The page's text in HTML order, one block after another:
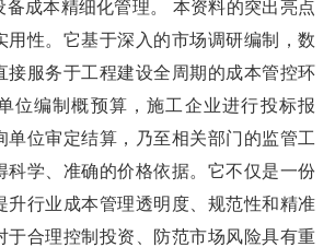
备成本精细化管理。 本资料的突出亮点
用性。它基于深入的市场调研编制，数
接服务于工程建设全周期的成本管控环
位编制概预算，施工企业进行投标报
单位审定结算，乃至相关部门的监管工
科学、准确的价格依据。它不仅是一份
升行业成本管理透明度、规范性和精准
于合理控制投资、防范市场风险具有重